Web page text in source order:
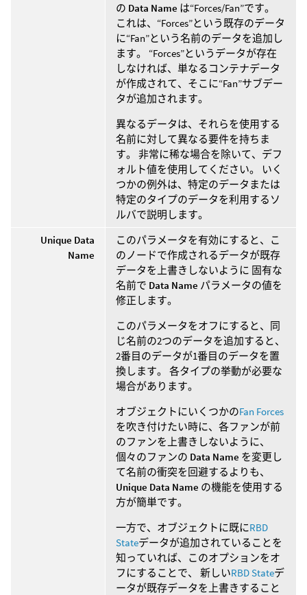
の Data Name は“Forces/Fan”です。
これは、“Forces”という既存のデータ
に“Fan”という名前のデータを追加し
ます。 “Forces”というデータが存在
しなければ、単なるコンテナデータ
が作成されて、そこに“Fan”サブデー
タが追加されます。
異なるデータは、それらを使用する
名前に対して異なる要件を持ちま
す。 非常に稀な場合を除いて、デフ
ォルト値を使用してください。 いく
つかの例外は、特定のデータまたは
特定のタイプのデータを利用するソ
ルバで説明します。
Unique Data
Name
このパラメータを有効にすると、こ
のノードで作成されるデータが既存
データを上書きしないように 固有な
名前で Data Name パラメータの値を
修正します。
このパラメータをオフにすると、同
じ名前の2つのデータを追加すると、
2番目のデータが1番目のデータを置
換します。 各タイプの挙動が必要な
場合があります。
オブジェクトにいくつかのFan Forces
を吹き付けたい時に、各ファンが前
のファンを上書きしないように、
個々のファンの Data Name を変更し
て名前の衝突を回避するよりも、
Unique Data Name の機能を使用する
方が簡単です。
一方で、オブジェクトに既にRBD
Stateデータが追加されていることを
知っていれば、このオプションをオ
フにすることで、 新しいRBD Stateデ
ータが既存データを上書きすること